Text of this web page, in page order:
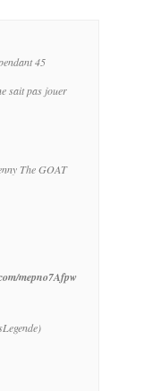
45
sait pas jouer
The GOAT
mepno7Afpw